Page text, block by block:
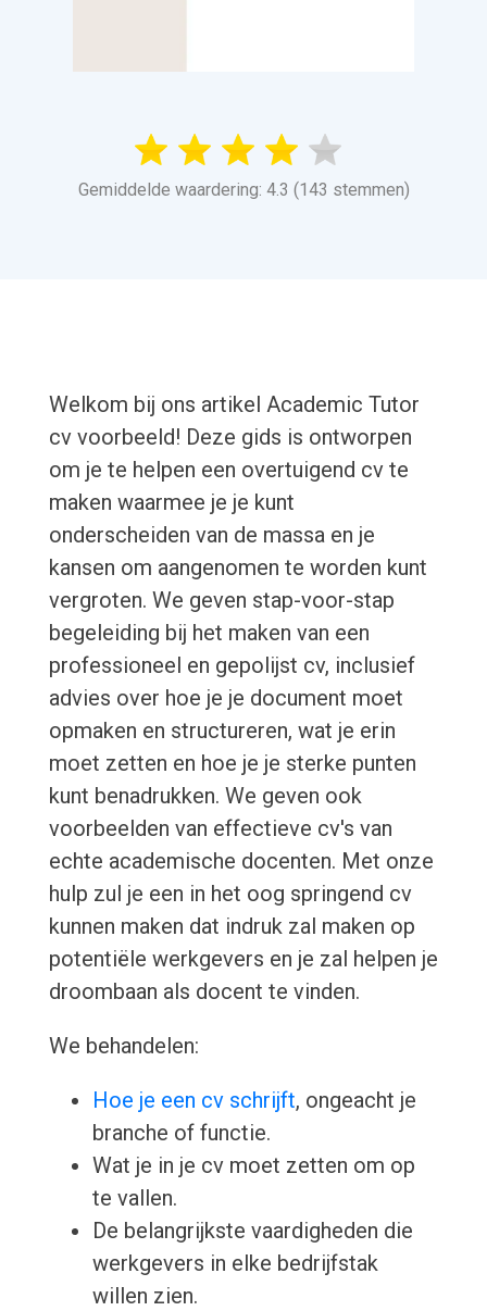
Gemiddelde waardering: 4.3 (143 stemmen)
Welkom bij ons artikel Academic Tutor
cv voorbeeld! Deze gids is ontworpen
om je te helpen een overtuigend cv te
maken waarmee je je kunt
onderscheiden van de massa en je
kansen om aangenomen te worden kunt
vergroten. We geven stap-voor-stap
begeleiding bij het maken van een
professioneel en gepolijst cv, inclusief
advies over hoe je je document moet
opmaken en structureren, wat je erin
moet zetten en hoe je je sterke punten
kunt benadrukken. We geven ook
voorbeelden van effectieve cv's van
echte academische docenten. Met onze
hulp zul je een in het oog springend cv
kunnen maken dat indruk zal maken op
potentiële werkgevers en je zal helpen je
droombaan als docent te vinden.
We behandelen:
Hoe je een cv schrijft, ongeacht je
branche of functie.
Wat je in je cv moet zetten om op
te vallen.
De belangrijkste vaardigheden die
werkgevers in elke bedrijfstak
willen zien.